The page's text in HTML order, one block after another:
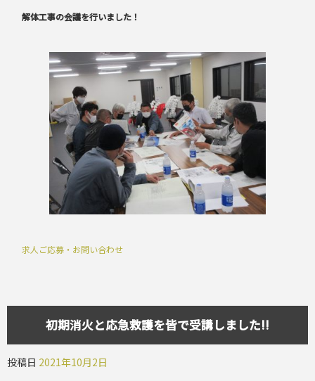
解体工事の会議を行いました！
求人ご応募・お問い合わせ
初期消火と応急救護を皆で受講しました!!
投稿日 2021年10月2日